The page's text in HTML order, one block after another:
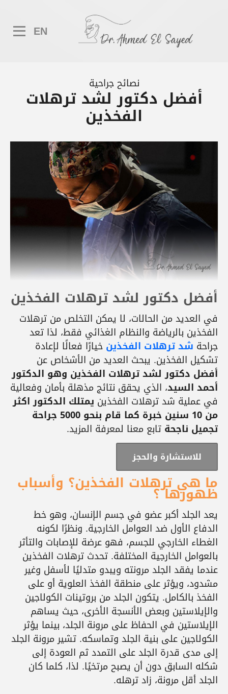
EN
نصائح جراحية
أفضل دكتور لشد ترهلات
الفخذين
أفضل دكتور لشد ترهلات الفخذين
في العديد من الحالات، لا يمكن التخلص من ترهلات
الفخذين بالرياضة والنظام الغذائي فقط، لذا تعد
جراحة شد ترهلات الفخذين خيارًا فعالًا لإعادة
تشكيل الفخذين. يبحث العديد من الأشخاص عن
أفضل دكتور لشد ترهلات الفخذين وهو الدكتور
أحمد السيد، الذي يحقق نتائج مذهلة بأمان وفعالية
في عملية شد ترهلات الفخذين يمتلك الدكتور اكثر
من 10 سنين خبرة كما قام بنحو 5000 جراحة
تجميل ناجحة تابع معنا لمعرفة المزيد.
للاستشارة والحجز
ما هي ترهلات الفخذين؟ وأسباب
ظهورها ؟
يعد الجلد أكبر عضو في جسم الإنسان، وهو خط
الدفاع الأول ضد العوامل الخارجية. ونظرًا لكونه
الغطاء الخارجي للجسم، فهو عرضة للإصابات والتأثر
بالعوامل الخارجية المختلفة. تحدث ترهلات الفخذين
عندما يفقد الجلد مرونته ويبدو متدليًا لأسفل وغير
مشدود، ويؤثر على منطقة الفخذ العلوية أو على
الفخذ بالكامل. يتكون الجلد من بروتينات الكولاجين
والإيلاستين وبعض الأنسجة الأخرى، حيث يساهم
الإيلاستين في الحفاظ على مرونة الجلد، بينما يؤثر
الكولاجين على بنية الجلد وتماسكه. تشير مرونة الجلد
إلى مدى قدرة الجلد على التمدد ثم العودة إلى
شكله السابق دون أن يصبح مرتخيًا. لذا، كلما كان
الجلد أقل مرونة، زاد ترهله.